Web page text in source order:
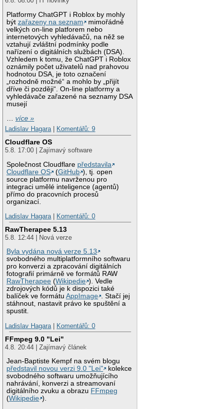
Platformy ChatGPT i Roblox by mohly
býtzařazeny na seznam
mimořádně
velkých on-line platforem nebo
internetových vyhledávačů, na něž se
vztahují zvláštní podmínky podle
nařízení o digitálních službách (DSA).
Vzhledem k tomu, že ChatGPT i Roblox
oznámily počet uživatelů nad prahovou
hodnotou DSA, je toto označení
„rozhodně možné“ a mohlo by „přijít
dříve či později“. On-line platformy a
vyhledávače zařazené na seznamy DSA
musejí
…více »
Ladislav Hagara| Komentářů: 9
Cloudflare OS
5.8. 17:00 | Zajímavý software
Společnost Cloudflare představila
Cloudflare OS
(GitHub ), tj. open
source platformu navrženou pro
integraci umělé inteligence (agentů)
přímo do pracovních procesů
organizací.
Ladislav Hagara| Komentářů: 0
RawTherapee 5.13
5.8. 12:44 | Nová verze
Byla vydána nová verze 5.13
svobodného multiplatformního softwaru
pro konverzi a zpracování digitálních
fotografií primárně ve formátů RAW
RawTherapee (Wikipedie ). Vedle
zdrojových kódů je k dispozici také
balíček ve formátuAppImage . Stačí jej
stáhnout, nastavit právo ke spuštění a
spustit.
Ladislav Hagara| Komentářů: 0
FFmpeg 9.0 "Lei"
4.8. 20:44 | Zajímavý článek
Jean-Baptiste Kempf na svém blogu
představil novou verzi 9.0 "Lei"
kolekce
svobodného softwaru umožňujícího
nahrávání, konverzi a streamovaní
digitálního zvuku a obrazu FFmpeg
(Wikipedie ).